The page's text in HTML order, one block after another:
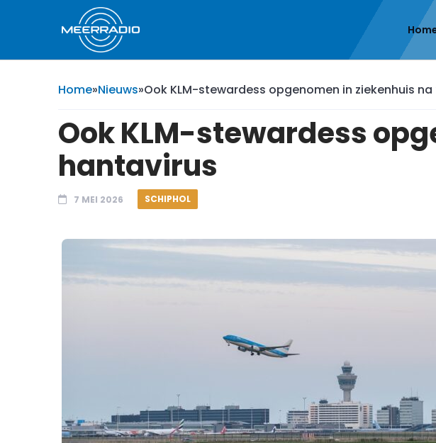
Home»Nieuws»Ook KLM-stewardess opgenomen in ziekenhuis
Ook KLM-stewardess
hantavirus
7 MEI 2026 SCHIPHOL